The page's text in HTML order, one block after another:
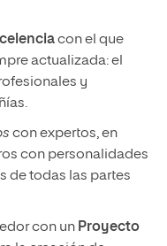
con el que
actualizada: el
y
con expertos, en
con personalidades
de todas las partes
con un Proyecto